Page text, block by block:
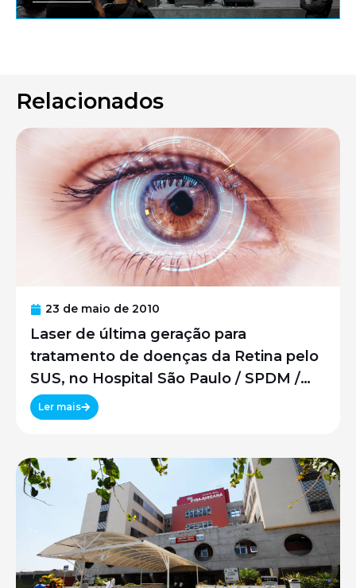
Relacionados
23 de maio de 2010
Laser de última geração para
tratamento de doenças da Retina pelo
SUS, no Hospital São Paulo / SPDM /
UNIFESP
Ler mais